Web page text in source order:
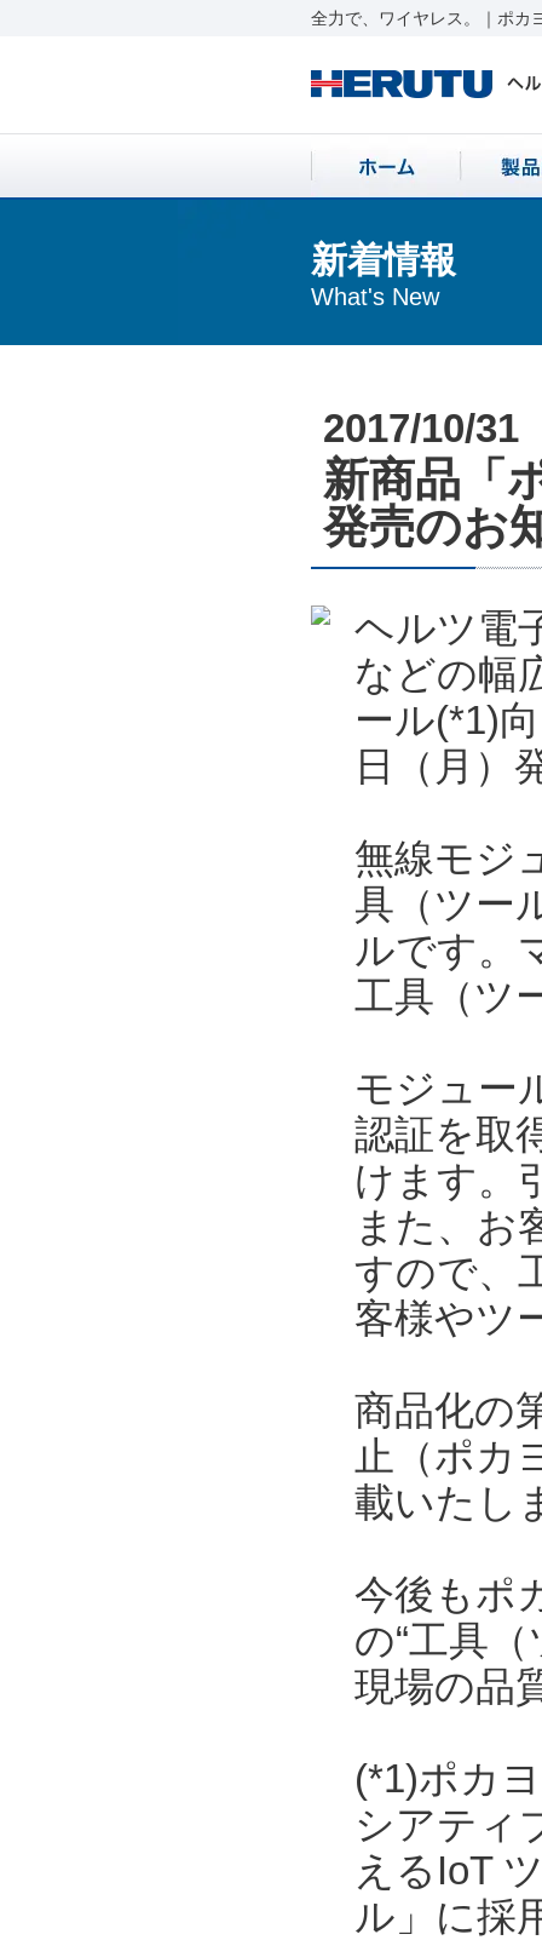
全力で、ワイヤレス。｜ポカ
新着情報
What's New
2017/10/31
新商品「
発売のお
ヘルツ電
などの幅
ール(*1)
日（月）
無線モジ
具（ツー
ルです。
工具（ツ
モジュー
認証を取
けます。
また、お
すので、
客様やツ
商品化の
止（ポカ
載いたし
今後もポ
の“工具
現場の品
(*1)ポカ
シアティ
えるIoT
ル」に採